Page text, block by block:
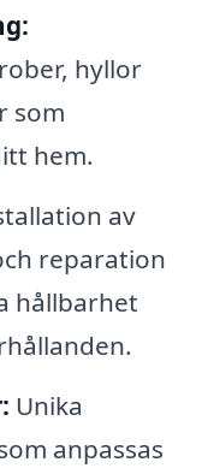
hyllor
som
hem.
av
reparation
hållbarhet
Unika
anpassas